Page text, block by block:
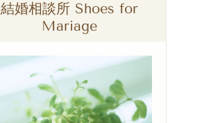
結婚相談所 Shoes for
Mariage